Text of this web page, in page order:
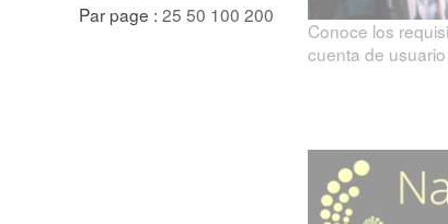
Par page : 25 50 100 200
Conoce los
cuenta de